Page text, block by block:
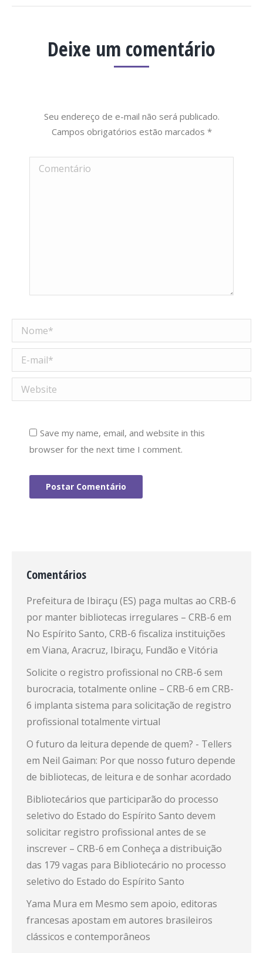
Deixe um comentário
Seu endereço de e-mail não será publicado.
Campos obrigatórios estão marcados *
Comentário
Nome *
E-mail *
Website
Save my name, email, and website in this
browser for the next time I comment.
Postar Comentário
Comentários
Prefeitura de Ibiraçu (ES) paga multas ao CRB-6
por manter bibliotecas irregulares – CRB-6 em
No Espírito Santo, CRB-6 fiscaliza instituições
em Viana, Aracruz, Ibiraçu, Fundão e Vitória
Solicite o registro profissional no CRB-6 sem
burocracia, totalmente online – CRB-6 em CRB-
6 implanta sistema para solicitação de registro
profissional totalmente virtual
O futuro da leitura depende de quem? - Tellers
em Neil Gaiman: Por que nosso futuro depende
de bibliotecas, de leitura e de sonhar acordado
Bibliotecários que participarão do processo
seletivo do Estado do Espírito Santo devem
solicitar registro profissional antes de se
inscrever – CRB-6 em Conheça a distribuição
das 179 vagas para Bibliotecário no processo
seletivo do Estado do Espírito Santo
Yama Mura em Mesmo sem apoio, editoras
francesas apostam em autores brasileiros
clássicos e contemporâneos